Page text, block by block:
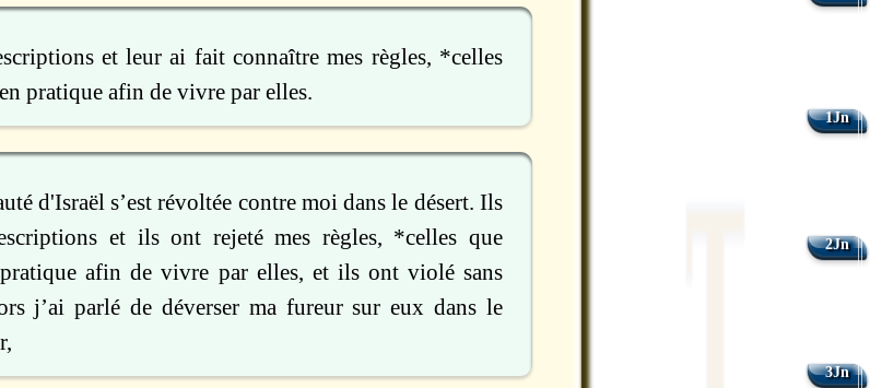
et leur ai fait connaître mes règles, *celles
pratique afin de vivre par elles.
d'Israël s’est révoltée contre moi dans le désert. Ils
et ils ont rejeté mes règles, *celles que
afin de vivre par elles, et ils ont violé sans
j’ai parlé de déverser ma fureur sur eux dans le
1Jn
2Jn
3Jn